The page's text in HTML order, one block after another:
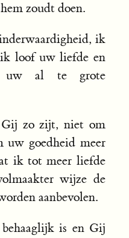
zoudt doen.
ik
loof uw liefde en
al te grote
zo zijt, niet om
uw goedheid meer
ik tot meer liefde
wijze de
aanbevolen.
is en Gij